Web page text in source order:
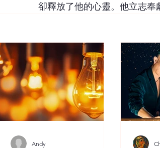
卻釋放了他的心靈。他立志奉
Andy